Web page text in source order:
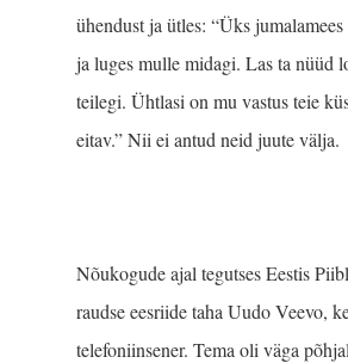
ühendust ja ütles: “Üks
ja luges mulle midagi. Las ta nüüd
teilegi. Ühtlasi on mu vastus teie
eitav.” Nii ei antud neid juute välja.
Nõukogude ajal tegutses Eestis
raudse eesriide taha Uudo Veevo,
telefoniinsener. Tema oli väga